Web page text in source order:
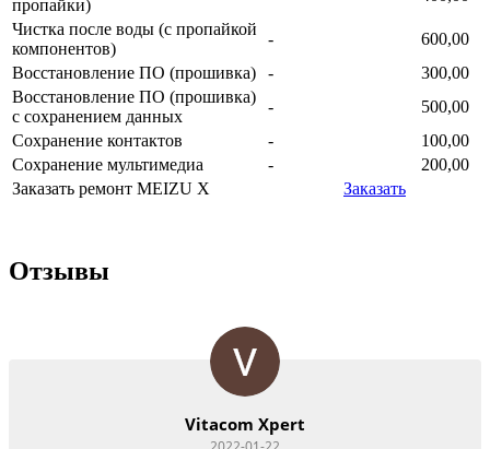
пропайки)
Чистка после воды (с пропайкой
компонентов)
-
600,00
Восстановление ПО (прошивка)
-
300,00
Восстановление ПО (прошивка)
с сохранением данных
-
500,00
Сохранение контактов
-
100,00
Сохранение мультимедиа
-
200,00
Заказать ремонт MEIZU X
Заказать
Отзывы
Vitacom Xpert